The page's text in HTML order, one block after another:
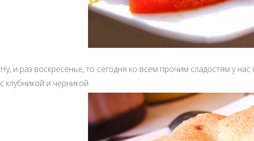
Ну, и раз воскресенье, то сегодня ко всем прочим сладостям у нас
с клубникой и черникой.
carving
Cooking Club
craft
cut
design
desk
digital art
drawing
exhibition